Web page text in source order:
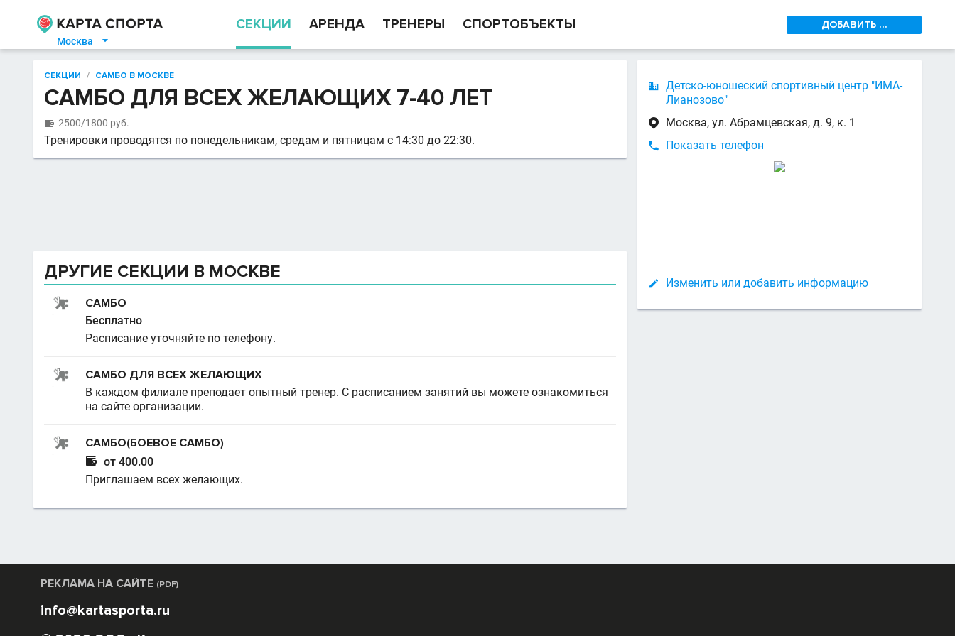
Москва 
СЕКЦИИ АРЕНДА ТРЕНЕРЫ СПОРТОБЪЕКТЫ ДОБАВИТЬ ...
СЕКЦИИ / САМБО В МОСКВЕ
САМБО ДЛЯ ВСЕХ ЖЕЛАЮЩИХ 7-40 ЛЕТ
 2500/1800 руб.
Тренировки проводятся по понедельникам, средам и пятницам с 14:30 до 22:30.
ДРУГИЕ СЕКЦИИ В МОСКВЕ
САМБО
Бесплатно
Расписание уточняйте по телефону.
САМБО ДЛЯ ВСЕХ ЖЕЛАЮЩИХ
В каждом филиале преподает опытный тренер. С расписанием занятий вы можете ознакомиться
на сайте организации.
САМБО(БОЕВОЕ САМБО)

от 400.00
Приглашаем всех желающих.

Детско-юношеский спортивный центр "ИМА-
Лианозово"
 Москва, ул. Абрамцевская, д. 9, к. 1
 Показать телефон
 Изменить или добавить информацию
РЕКЛАМА НА САЙТЕ (PDF)
info@kartasporta.ru